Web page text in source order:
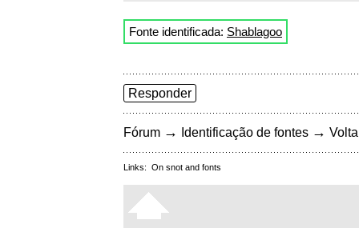
Fonte identificada: Shablagoo
Responder
Fórum → Identificação de fontes →
Links: On snot and fonts